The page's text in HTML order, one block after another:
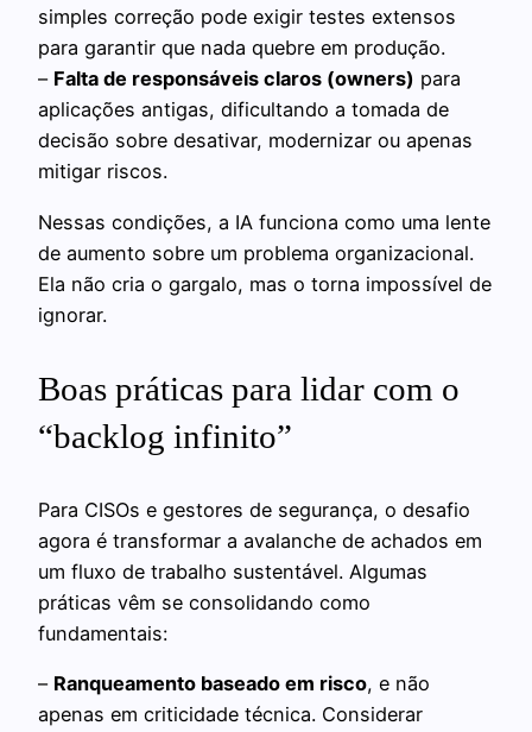
simples correção pode exigir testes extensos
para garantir que nada quebre em produção.
– Falta de responsáveis claros (owners) para
aplicações antigas, dificultando a tomada de
decisão sobre desativar, modernizar ou apenas
mitigar riscos.
Nessas condições, a IA funciona como uma lente
de aumento sobre um problema organizacional.
Ela não cria o gargalo, mas o torna impossível de
ignorar.
Boas práticas para lidar com o
“backlog infinito”
Para CISOs e gestores de segurança, o desafio
agora é transformar a avalanche de achados em
um fluxo de trabalho sustentável. Algumas
práticas vêm se consolidando como
fundamentais:
– Ranqueamento baseado em risco, e não
apenas em criticidade técnica. Considerar